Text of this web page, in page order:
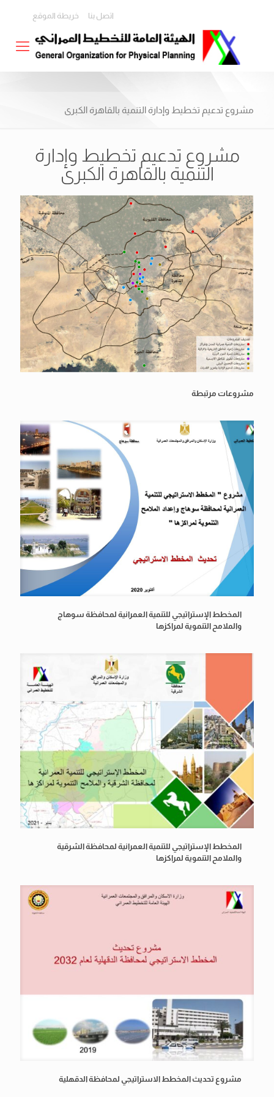
اتصل بنا خريطة الموقع
مشروع تدعيم تخطيط وإدارة التنمية بالقاهرة الكبرى
مشروع تدعيم تخطيط وإدارة
التنمية بالقاهرة الكبرى
مشروعات مرتبطة
المخطط الإستراتيجي للتنمية العمرانية لمحافظة سوهاج
والملامح التنموية لمراكزها
المخطط الإستراتيجي للتنمية العمرانية لمحافظة الشرقية
والملامح التنموية لمراكزها
مشروع تحديث المخطط الاستراتيجي لمحافظة الدقهلية